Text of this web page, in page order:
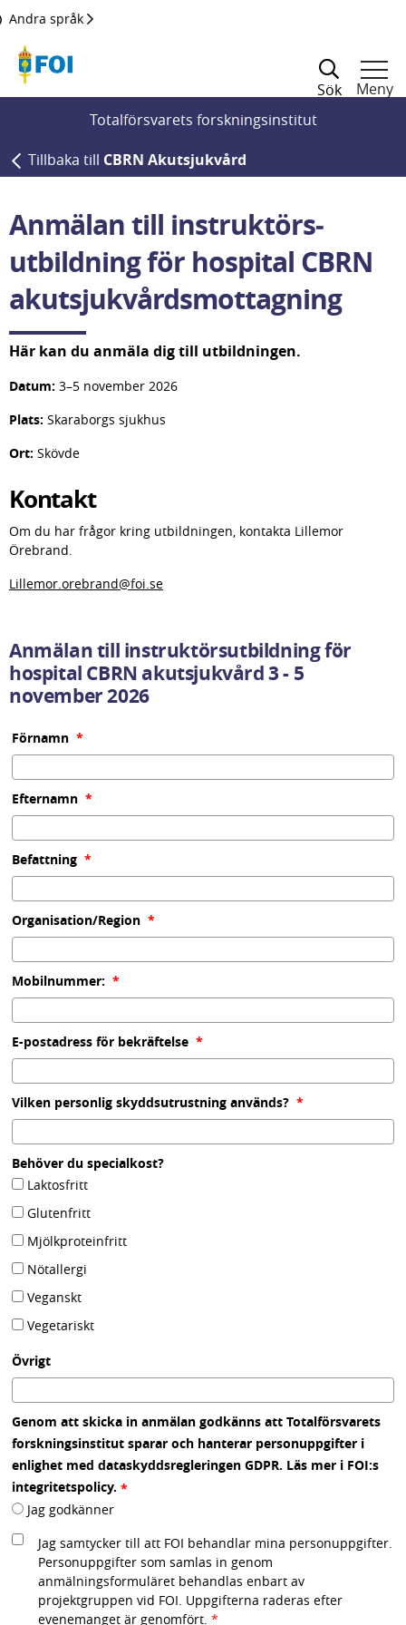
Till innehållet
Andra språk
Sök
Meny
Totalförsvarets forskningsinstitut
Tillbaka till CBRN Akutsjukvård
Anmälan till instruktörs­
utbildning för hospital CBRN
akutsjukvårds­mottagning
Här kan du anmäla dig till utbildningen.
Datum: 3–5 november 2026
Plats: Skaraborgs sjukhus
Ort: Skövde
Kontakt
Om du har frågor kring utbildningen, kontakta Lillemor
Örebrand.
Lillemor.orebrand@foi.se
Anmälan till instruktörsutbildning för
hospital CBRN akutsjukvård 3 - 5
november 2026
Förnamn *
Efternamn *
Befattning *
Organisation/Region *
Mobilnummer: *
E-postadress för bekräftelse *
Vilken personlig skyddsutrustning används? *
Behöver du specialkost?
Behöver du specialkost?
Laktosfritt
Glutenfritt
Mjölkproteinfritt
Nötallergi
Veganskt
Vegetariskt
Övrigt
Genom att skicka in anmälan godkänns att Totalförsvarets
forskningsinstitut sparar och hanterar personuppgifter i
enlighet med dataskyddsregleringen GDPR. Läs mer i FOI:s
integritetspolicy. *
Genom att skicka in anmälan
Jag godkänner
Jag samtycker till att FOI behandlar mina personuppgifter.
Personuppgifter som samlas in genom
anmälningsformuläret behandlas enbart av
projektgruppen vid FOI. Uppgifterna raderas efter
evenemanget är genomfört. *